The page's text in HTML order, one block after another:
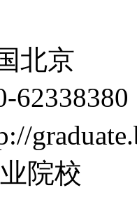
北京
62338380
院校